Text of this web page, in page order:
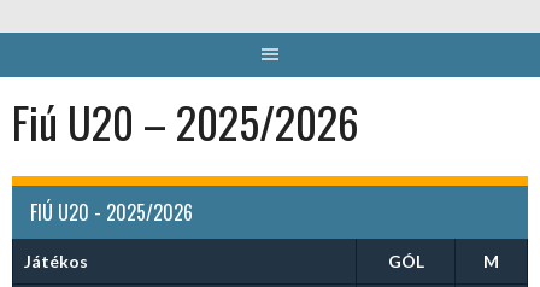
Fiú U20 – 2025/2026
FIÚ U20 - 2025/2026
Játékos GÓL M